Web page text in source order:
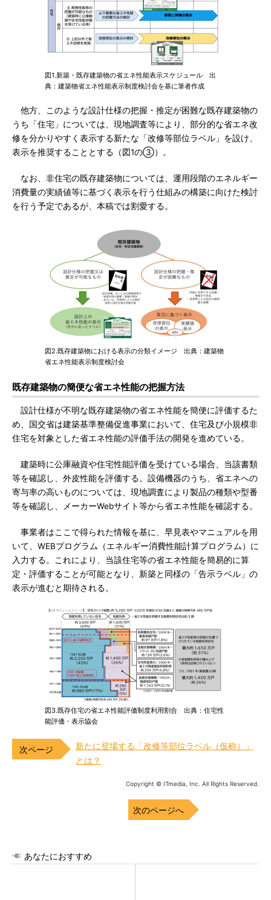
図1.新築・既存建築物の省エネ性能表示スケジュール 出
典：建築物省エネ性能表示制度検討会を基に筆者作成
他方、このような設計仕様の把握・推定が困難な既存建築物の
うち「住宅」については、現地調査等により、部分的な省エネ改
修を分かりやすく表示する新たな「改修等部位ラベル」を設け、
表示を推奨することとする（図1の③）。
なお、非住宅の既存建築物については、運用段階のエネルギー
消費量の実績値等に基づく表示を行う仕組みの構築に向けた検討
を行う予定であるが、本稿では割愛する。
図2.既存建築物における表示の分類イメージ 出典：建築物
省エネ性能表示制度検討会
既存建築物の簡便な省エネ性能の把握方法
設計仕様が不明な既存建築物の省エネ性能を簡便に評価するた
め、国交省は建築基準整備促進事業において、住宅及び小規模非
住宅を対象とした省エネ性能の評価手法の開発を進めている。
建築時に公庫融資や住宅性能評価を受けている場合、当該書類
等を確認し、外皮性能を評価する。設備機器のうち、省エネへの
寄与率の高いものについては、現地調査により製品の種類や型番
等を確認し、メーカーWebサイト等から省エネ性能を確認する。
事業者はここで得られた情報を基に、早見表やマニュアルを用
いて、WEBプログラム（エネルギー消費性能計算プログラム）に
入力する。これにより、当該住宅等の省エネ性能を簡易的に算
定・評価することが可能となり、新築と同様の「告示ラベル」の
表示が進むと期待される。
図3.既存住宅の省エネ性能評価制度利用割合 出典：住宅性
能評価・表示協会
新たに登場する「改修等部位ラベル（仮称）」
とは？
Copyright © ITmedia, Inc. All Rights Reserved.
次のページへ
あなたにおすすめ